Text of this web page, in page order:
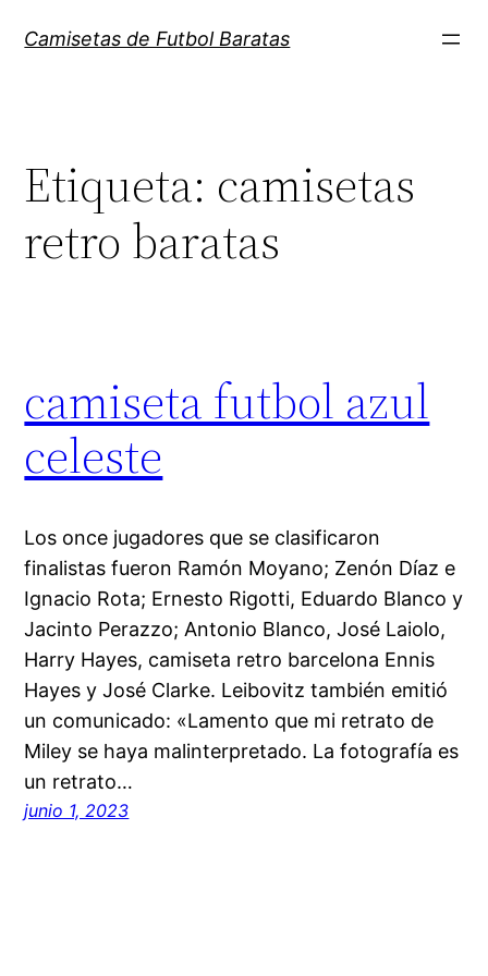
Camisetas de Futbol Baratas
Etiqueta: camisetas
retro baratas
camiseta futbol azul
celeste
Los once jugadores que se clasificaron
finalistas fueron Ramón Moyano; Zenón Díaz e
Ignacio Rota; Ernesto Rigotti, Eduardo Blanco y
Jacinto Perazzo; Antonio Blanco, José Laiolo,
Harry Hayes, camiseta retro barcelona Ennis
Hayes y José Clarke. Leibovitz también emitió
un comunicado: «Lamento que mi retrato de
Miley se haya malinterpretado. La fotografía es
un retrato…
junio 1, 2023